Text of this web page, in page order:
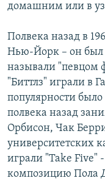
домашним или в
Полвека назад в
Нью-Йорк – он был
называли "певцом
"Биттлз" играли в
популярности
полвека назад
Орбисон, Чак
университетских
играли "Take Five"
композицию Пола